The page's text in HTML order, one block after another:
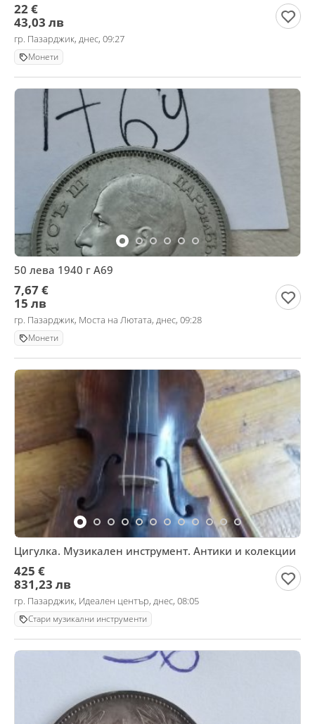
22 €
43,03 лв
гр. Пазарджик, днес, 09:27
Монети
50 лева 1940 г А69
7,67 €
15 лв
гр. Пазарджик, Моста на Лютата, днес, 09:28
Монети
Цигулка. Музикален инструмент. Антики и колекции
425 €
831,23 лв
гр. Пазарджик, Идеален център, днес, 08:05
Стари музикални инструменти